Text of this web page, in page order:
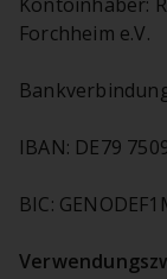
Forchheim e.V.
IBAN: DE79
BIC: